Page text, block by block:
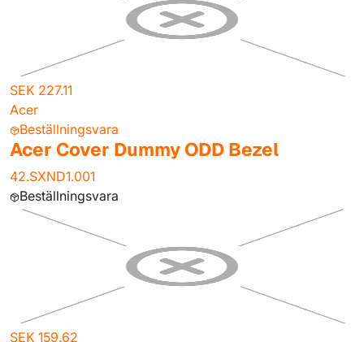
SEK 227.11
Acer
Beställningsvara
Acer Cover Dummy ODD Bezel
42.SXND1.001
Beställningsvara
SEK 159.62